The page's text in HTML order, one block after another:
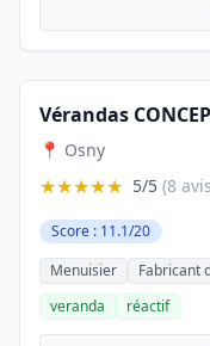
Vérandas
📍 Osny
★★★★★ 5/5 (8
Score : 11.1/20
Menuisier
Fabricant
veranda
réactif